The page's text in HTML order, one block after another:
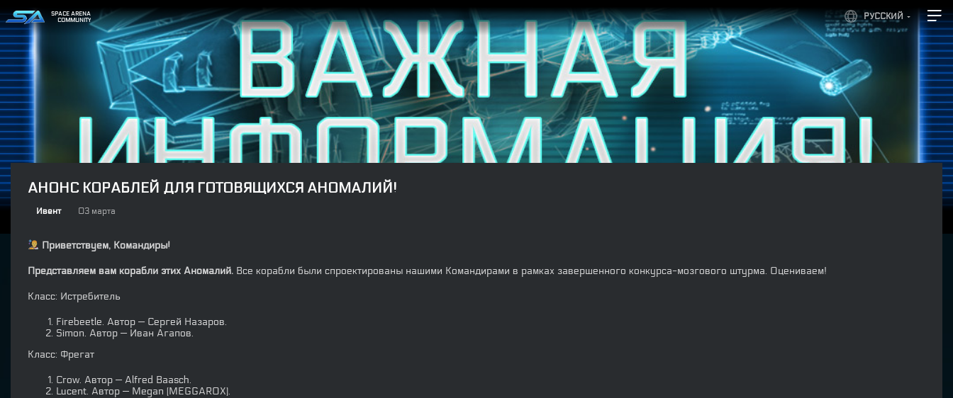
РУССКИЙ
SPACE ARENA
COMMUNITY
АНОНС КОРАБЛЕЙ ДЛЯ ГОТОВЯЩИХСЯ АНОМАЛИЙ!
Ивент 03 марта
Приветствуем, Командиры!
Представляем вам корабли этих Аномалий. Все корабли были спроектированы нашими Командирами в рамках завершенного конкурса-мозгового штурма. Оцениваем!
Класс: Истребитель
Firebeetle. Автор — Сергей Назаров.
Simon. Автор — Иван Агапов.
Класс: Фрегат
Crow. Автор — Alfred Baasch.
Lucent. Автор — Megan (MEGGAROX).